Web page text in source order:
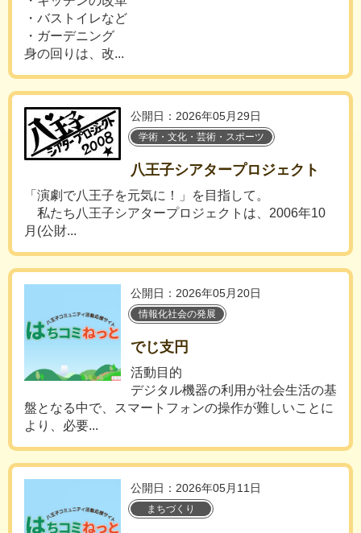
・バストイレなど
・ガーデニング
身の回りは、改...
公開日：2026年05月29日
学術・文化・芸術・スポーツ
八王子シアタープロジェクト
「演劇で八王子を元気に！」を目指して。
私たち八王子シアタープロジェクトは、2006年10
月(公財...
公開日：2026年05月20日
情報化社会の発展
でじ支円
活動目的
デジタル機器の利用が社会生活の基
盤となる中で、スマートフォンの操作が難しいことに
より、必要...
公開日：2026年05月11日
まちづくり